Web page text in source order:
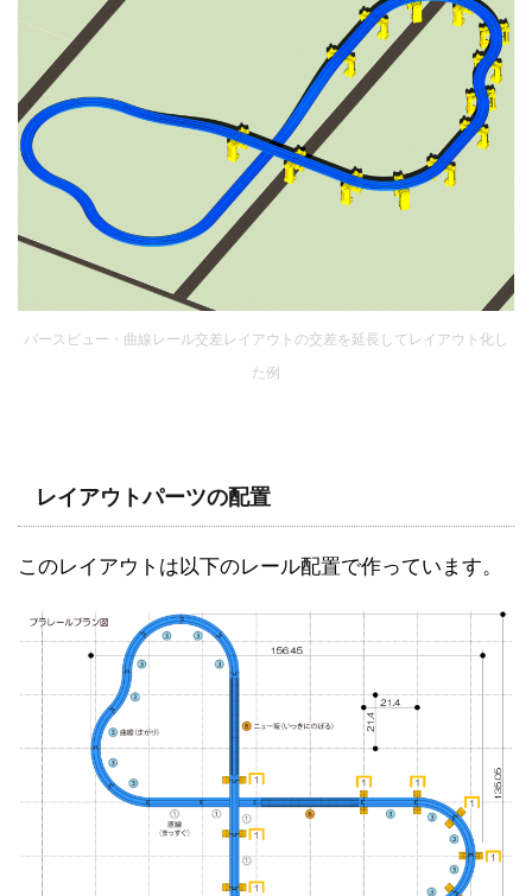
パースビュー・曲線レール交差レイアウトの交差を延長してレイアウト化し
た例
レイアウトパーツの配置
このレイアウトは以下のレール配置で作っています。